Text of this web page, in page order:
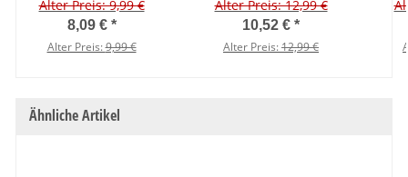
Alter Preis: 9,99 €
8,09 € *
Alter Preis:9,99 €
Alter Preis: 12,99 €
10,52 € *
Alter Preis:12,99 €
Ähnliche Artikel